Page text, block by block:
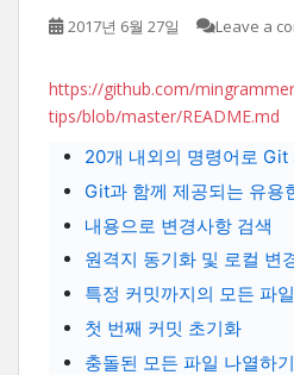
2017년 6월 27일 Leave a
​https://github.com/
tips/blob/master/README.md
20개 내외의 명령어로 Git
Git과 함께 제공되는 유용
내용으로 변경사항 검색
원격지 동기화 및 로컬 변
특정 커밋까지의 모든 파
첫 번째 커밋 초기화
충돌된 모든 파일 나열하기